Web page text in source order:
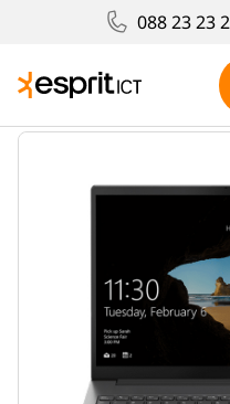
088 23 23
Producten
Lenovo